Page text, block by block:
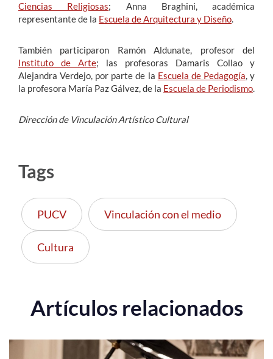
Ciencias Religiosas; Anna Braghini, académica
representante de la Escuela de Arquitectura y Diseño.
También participaron Ramón Aldunate, profesor del
Instituto de Arte; las profesoras Damaris Collao y
Alejandra Verdejo, por parte de la Escuela de Pedagogía, y
la profesora María Paz Gálvez, de la Escuela de Periodismo.
Dirección de Vinculación Artístico Cultural
Tags
PUCV Vinculación con el medio
Cultura
Artículos relacionados